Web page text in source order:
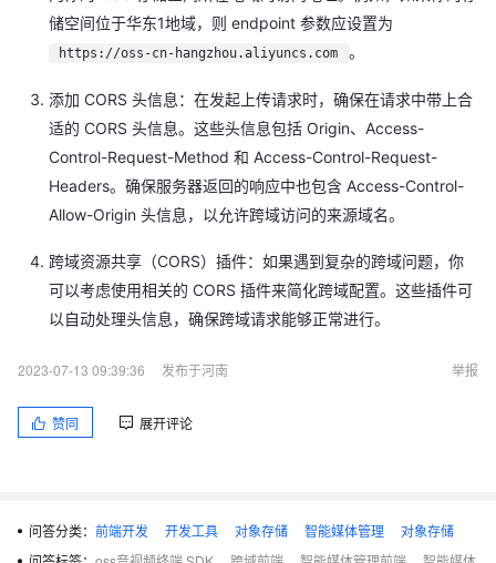
储空间位于华东1地域，则 endpoint 参数应设置为
https://oss-cn-hangzhou.aliyuncs.com 。
添加 CORS 头信息：在发起上传请求时，确保在请求中带上合
适的 CORS 头信息。这些头信息包括 Origin、Access-
Control-Request-Method 和 Access-Control-Request-
Headers。确保服务器返回的响应中也包含 Access-Control-
Allow-Origin 头信息，以允许跨域访问的来源域名。
跨域资源共享（CORS）插件：如果遇到复杂的跨域问题，你
可以考虑使用相关的 CORS 插件来简化跨域配置。这些插件可
以自动处理头信息，确保跨域请求能够正常进行。
2023-07-13 09:39:36 发布于河南 举报
赞同 展开评论
问答分类： 前端开发 开发工具 对象存储 智能媒体管理
对象存储